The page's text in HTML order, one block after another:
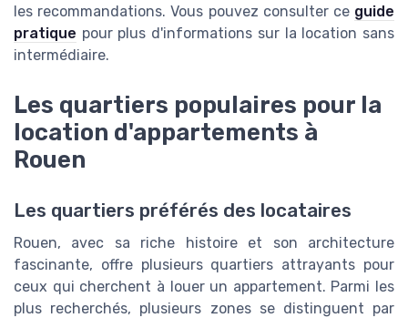
les recommandations. Vous pouvez consulter ce guide
pratique pour plus d'informations sur la location sans
intermédiaire.
Les quartiers populaires pour la
location d'appartements à
Rouen
Les quartiers préférés des locataires
Rouen, avec sa riche histoire et son architecture
fascinante, offre plusieurs quartiers attrayants pour
ceux qui cherchent à louer un appartement. Parmi les
plus recherchés, plusieurs zones se distinguent par